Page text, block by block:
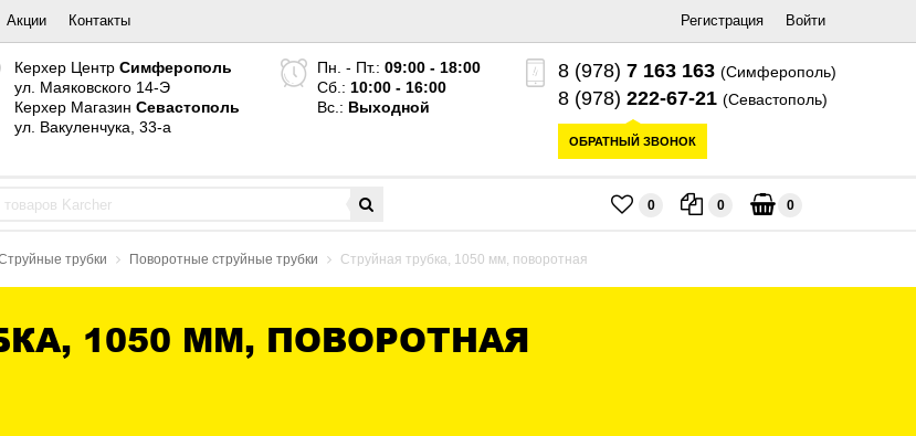
Акции Контакты Регистрация Войти
Керхер Центр Симферополь
ул. Маяковского 14-Э
Керхер Магазин Севастополь
ул. Вакуленчука, 33-а
Пн. - Пт.: 09:00 - 18:00
Сб.: 10:00 - 16:00
Вс.: Выходной
8 (978) 7 163 163 (Симферополь)
8 (978) 222-67-21 (Севастополь)
ОБРАТНЫЙ ЗВОНОК
0 0 0
трубки Поворотные струйные трубки Струйная трубка, 1050 мм, поворотная
1050 ММ, ПОВОРОТНАЯ